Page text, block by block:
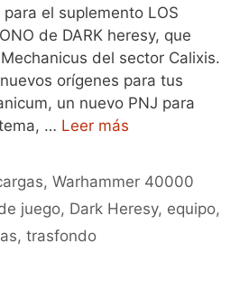
el suplemento LOS
de DARK heresy, que
del sector Calixis.
orígenes para tus
un nuevo PNJ para
… Leer más
,Warhammer 40000
juego, Dark Heresy, equipo,
, trasfondo